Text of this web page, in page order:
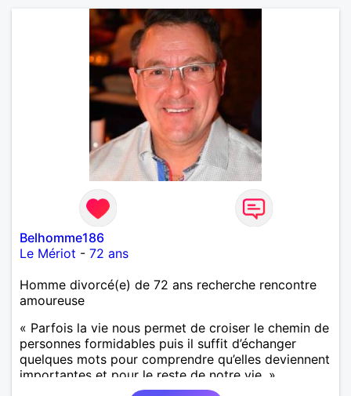
Belhomme186
Le Mériot - 72 ans
Homme divorcé(e) de 72 ans recherche rencontre
amoureuse
« Parfois la vie nous permet de croiser le chemin de
personnes formidables puis il suffit d’échanger
quelques mots pour comprendre qu’elles deviennent
importantes et pour le reste de notre vie. »